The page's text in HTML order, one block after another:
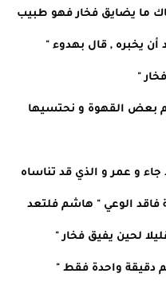
ما يضايق فخار فهو طبيب
أن يخبره , قال بهدوء "
"
بعض القهوة و نحتسيها
و عمر و الذي قد تناساه
فاقد الوعي " هاشم فلتعد
لحين يفيق فخار "
دقيقة واحدة فقط "